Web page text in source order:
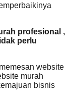
profesional ,
perlu
website
murah
bisnis